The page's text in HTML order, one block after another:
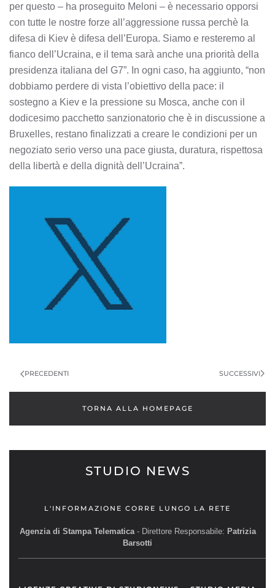
per questo – ha proseguito Meloni – è necessario opporsi
con tutte le nostre forze all’aggressione russa perchè la
difesa di Kiev è difesa dell’Europa. Siamo e resteremo al
fianco dell’Ucraina, e il tema sarà anche una priorità della
presidenza italiana del G7”. In ogni caso, ha aggiunto, “non
dobbiamo perdere di vista l’obiettivo della pace: il
sostegno a Kiev e la pressione su Mosca, anche con il
dodicesimo pacchetto sanzionatorio che è in discussione a
Bruxelles, restano finalizzati a creare le condizioni per un
negoziato serio verso una pace giusta, duratura, rispettosa
della libertà e della dignità dell’Ucraina”.
PRECEDENTI SUCCESSIVI
TORNA ALLA HOMEPAGE
STUDIO NEWS
L'INFORMAZIONE CORRE LUNGO LA RETE
Agenzia di Stampa Telematica- Direttore Responsabile: Patrizia
Barsotti